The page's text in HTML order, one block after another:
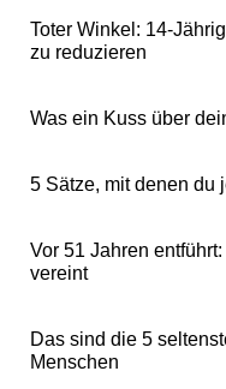
Toter Winkel: 14-
zu reduzieren
Was ein Kuss über
5 Sätze, mit denen du
Vor 51 Jahren
vereint
Das sind die 5
Menschen